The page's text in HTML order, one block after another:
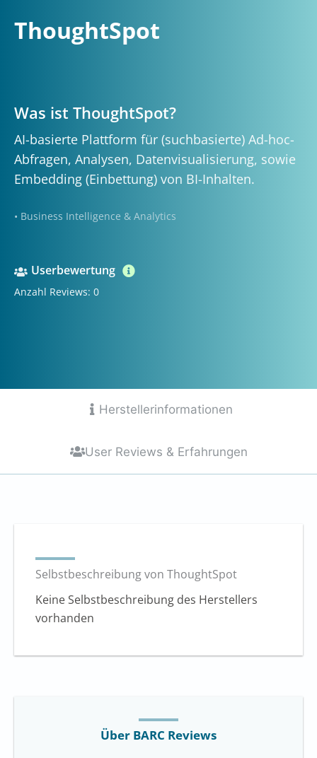
ThoughtSpot
Was ist ThoughtSpot?
AI-basierte Plattform für (suchbasierte) Ad-hoc-
Abfragen, Analysen, Datenvisualisierung, sowie
Embedding (Einbettung) von BI-Inhalten.
• Business Intelligence & Analytics
Userbewertung
Anzahl Reviews: 0
Herstellerinformationen
User Reviews & Erfahrungen
Selbstbeschreibung von ThoughtSpot
Keine Selbstbeschreibung des Herstellers
vorhanden
Über BARC Reviews